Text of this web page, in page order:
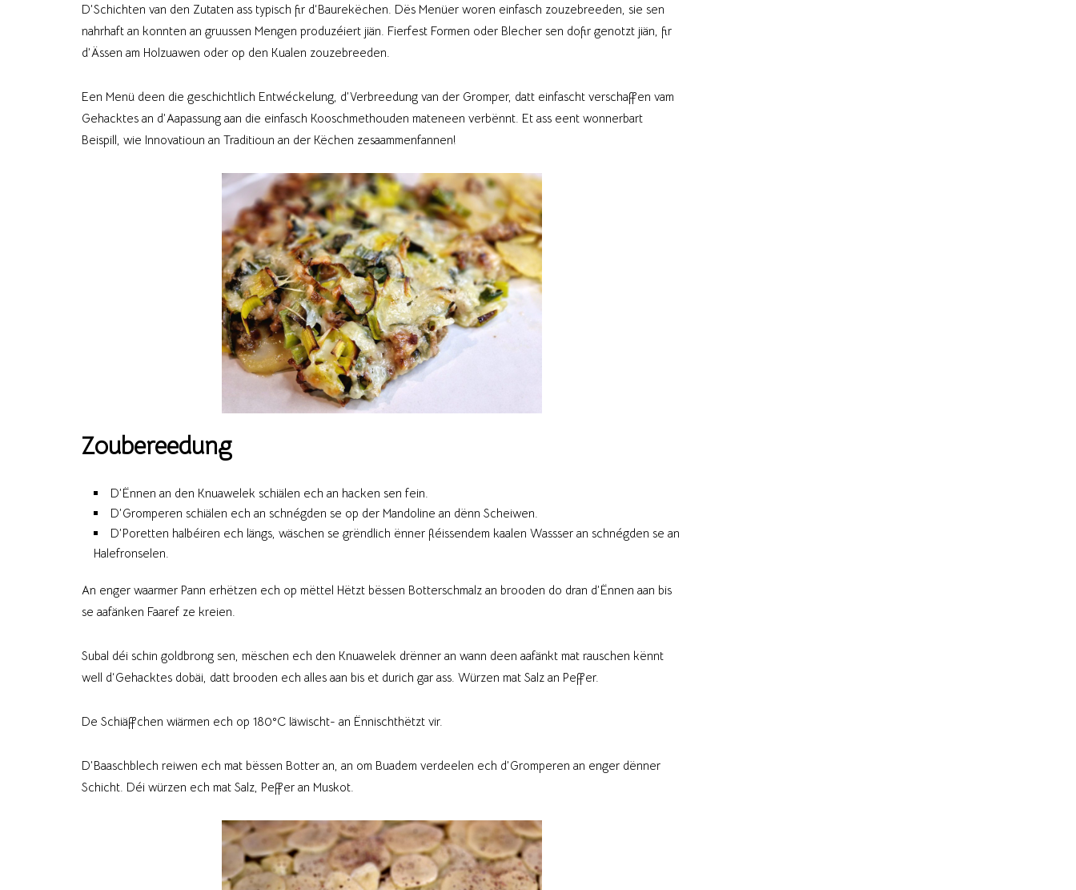
D’Schichten van den Zutaten ass typisch fir d‘Baurekëchen. Dës Menüer woren einfasch zouzebreeden, sie sen
nahrhaft an konnten an gruussen Mengen produzéiert jiän. Fierfest Formen oder Blecher sen dofir genotzt jiän, fir
d’Ässen am Holzuawen oder op den Kualen zouzebreeden.
Een Menü deen die geschichtlich Entwéckelung, d’Verbreedung van der Gromper, datt einfascht verschaffen vam
Gehacktes an d’Aapassung aan die einfasch Kooschmethouden mateneen verbënnt. Et ass eent wonnerbart
Beispill, wie Innovatioun an Traditioun an der Këchen zesaammenfannen!
Zoubereedung
D’Ënnen an den Knuawelek schiälen ech an hacken sen fein.
D’Gromperen schiälen ech an schnégden se op der Mandoline an dënn Scheiwen.
D’Poretten halbéiren ech längs, wäschen se grëndlich ënner fléissendem kaalen Wassser an schnégden se an
Halefronselen.
An enger waarmer Pann erhëtzen ech op mëttel Hëtzt bëssen Botterschmalz an brooden do dran d’Ënnen aan bis
se aafänken Faaref ze kreien.
Subal déi schin goldbrong sen, mëschen ech den Knuawelek drënner an wann deen aafänkt mat rauschen kënnt
well d‘Gehacktes dobäi, datt brooden ech alles aan bis et durich gar ass. Würzen mat Salz an Peffer.
De Schiäffchen wiärmen ech op 180°C Iäwischt- an Ënnischthëtzt vir.
D’Baaschblech reiwen ech mat bëssen Botter an, an om Buadem verdeelen ech d’Gromperen an enger dënner
Schicht. Déi würzen ech mat Salz, Peffer an Muskot.